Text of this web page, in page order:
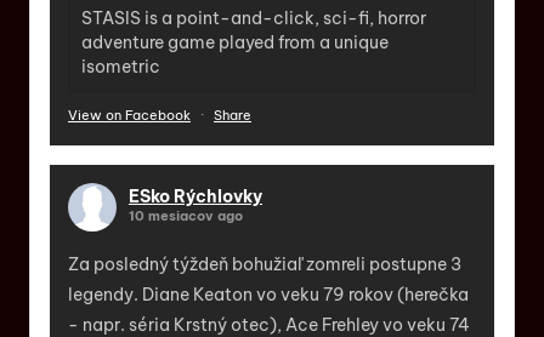
STASIS is a point-and-click, sci-fi, horror
adventure game played from a unique
isometric
View on Facebook · Share
ESko Rýchlovky
10 mesiacov ago
Za posledný týždeň bohužiaľ zomreli postupne 3
legendy. Diane Keaton vo veku 79 rokov (herečka
- napr. séria Krstný otec), Ace Frehley vo veku 74